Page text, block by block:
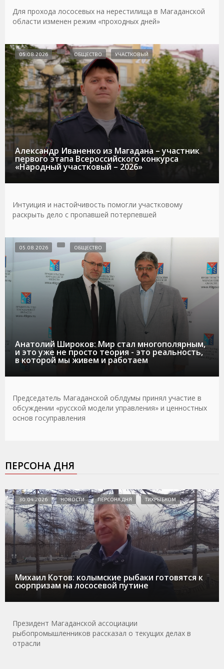
Для прохода лососевых на нерестилища в Магаданской
области изменен режим «проходных дней»
Александр Иваненко из Магадана – участник
первого этапа Всероссийского конкурса
«Народный участковый – 2026»
05.08.2026 ОБЩЕСТВО УЧАСТКОВЫЙ
Интуиция и настойчивость помогли участковому
раскрыть дело с пропавшей потерпевшей
Анатолий Широков: Мир стал многополярным,
и это уже не просто теория - это реальность,
в которой мы живем и работаем
05.08.2026 ОБЩЕСТВО
Председатель Магаданской облдумы принял участие в
обсуждении «русской модели управления» и ценностных
основ госуправления
ПЕРСОНА ДНЯ
Михаил Котов: колымские рыбаки готовятся к
сюрпризам на лососевой путине
30.04.2026 НОВОСТИ ПЕРСОНА ДНЯ ТИХРЫБКОМ
Президент Магаданской ассоциации
рыбопромышленников рассказал о текущих делах в
отрасли